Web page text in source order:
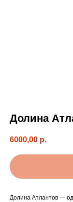
Долина
6000,00 р.
Долина Атлантов —